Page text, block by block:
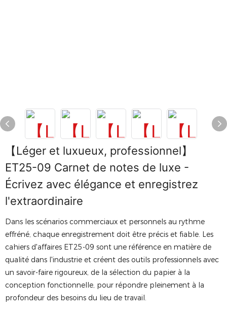
【Léger et luxueux, professionnel】
ET25-09 Carnet de notes de luxe -
Écrivez avec élégance et enregistrez
l'extraordinaire
Dans les scénarios commerciaux et personnels au rythme
effréné, chaque enregistrement doit être précis et fiable. Les
cahiers d'affaires ET25-09 sont une référence en matière de
qualité dans l'industrie et créent des outils professionnels avec
un savoir-faire rigoureux, de la sélection du papier à la
conception fonctionnelle, pour répondre pleinement à la
profondeur des besoins du lieu de travail.